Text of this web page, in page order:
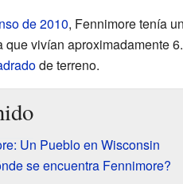
de 2010, Fennimore tenía
que vivían aproximadamente
de terreno.
Un Pueblo en Wisconsin
se encuentra Fennimore?